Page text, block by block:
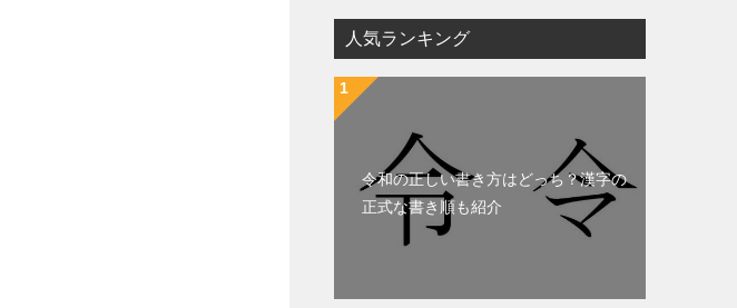
人気ランキング
令和の正しい書き方はどっち？漢字の
正式な書き順も紹介